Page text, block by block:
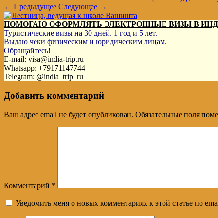
← Предыдущее Следующее →
ПОМОГАЮ ОФОРМЛЯТЬ ЭЛЕКТРОННЫЕ ВИЗЫ В
Туристические визы на 30 дней, 1 год и 5 лет.
Выдаю чеки физическим и юридическим лицам.
Обращайтесь!
E-mail: visa@india-trip.ru
Whatsapp: +79171147744
Telegram: @india_trip_ru
Добавить комментарий
Ваш адрес email не будет опубликован. Обязательные поля
Комментарий *
Уведомить меня о новых комментариях к этой статье по